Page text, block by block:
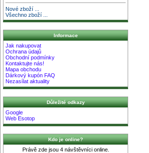
Nové zboží ...
Všechno zboží ...
Informace
Jak nakupovat
Ochrana údajů
Obchodní podmínky
Kontaktujte nás!
Mapa obchodu
Dárkový kupón FAQ
Nezasílat aktuality
Důležité odkazy
Google
Web Esotop
Kdo je online?
Právě zde jsou 4 návštěvníci online.